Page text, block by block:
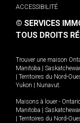
ACCESSIBILITÉ
© SERVICES
TOUS DROITS
Trouver une maison
Manitoba
Territoires du Nord-
Yukon
Nunavut.
Maisons à louer -
Manitoba
Territoires du Nord-